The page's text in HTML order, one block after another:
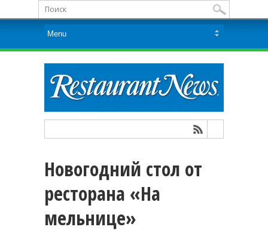
Новогодний стол от
ресторана «На
мельнице»